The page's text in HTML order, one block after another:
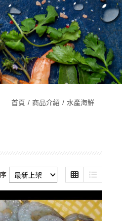
首頁 商品介紹 水產海鮮